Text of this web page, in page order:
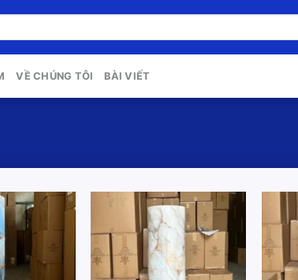
VỀ CHÚNG TÔI BÀI VIẾT
Add to
Add to
wishlist